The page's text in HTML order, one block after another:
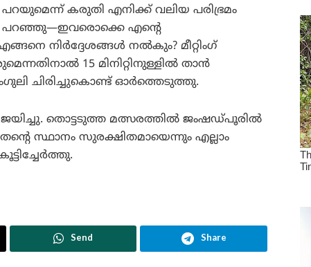
പറയുമെന്ന് കരുതി എനിക്ക് വലിയ പരിഭ്രമം
പറഞ്ഞു—ഇവരൊക്കെ എന്റെ
നിർദ്ദേശങ്ങൾ നൽകും? മീറ്റിംഗ്
15 മിനിറ്റിനുള്ളിൽ താൻ
ചിരിച്ചുകൊണ്ട് ഓർത്തെടുത്തു.
തൊട്ടടുത്ത മത്സരത്തിൽ ജംഷഡ്പൂരിൽ
തന്റെ സ്ഥാനം സുരക്ഷിതമായെന്നും എല്ലാം
Send Share